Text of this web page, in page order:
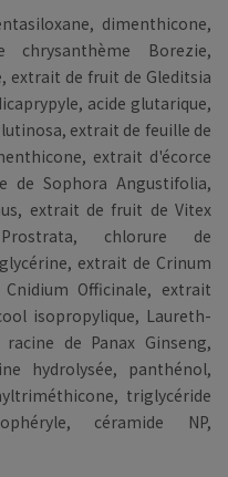
dimenthicone,
Borezie,
extrait de fruit de Gleditsia
acide glutarique,
extrait de feuille de
extrait d'écorce
de Sophora Angustifolia,
extrait de fruit de Vitex
chlorure de
extrait de Crinum
Officinale, extrait
isopropylique, Laureth-
de Panax Ginseng,
hydrolysée, panthénol,
triglycéride
céramide NP,